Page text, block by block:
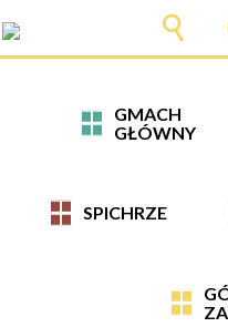
GMACH
GŁÓWNY
SPICHRZE